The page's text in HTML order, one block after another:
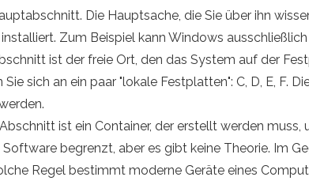
Die Hauptsache, die Sie über ihn
Zum Beispiel kann Windows
ist der freie Ort, den das System auf der
Sie sich an ein paar "lokale Festplatten": C, D, E,
ist ein Container, der erstellt werden
begrenzt, aber es gibt keine Theorie. Im
Regel bestimmt moderne Geräte eines